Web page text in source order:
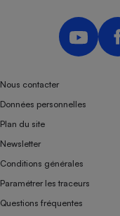
Nous contacter
Données personnelles
Plan du site
Newsletter
Conditions générales
Paramétrer les traceurs
Questions fréquentes